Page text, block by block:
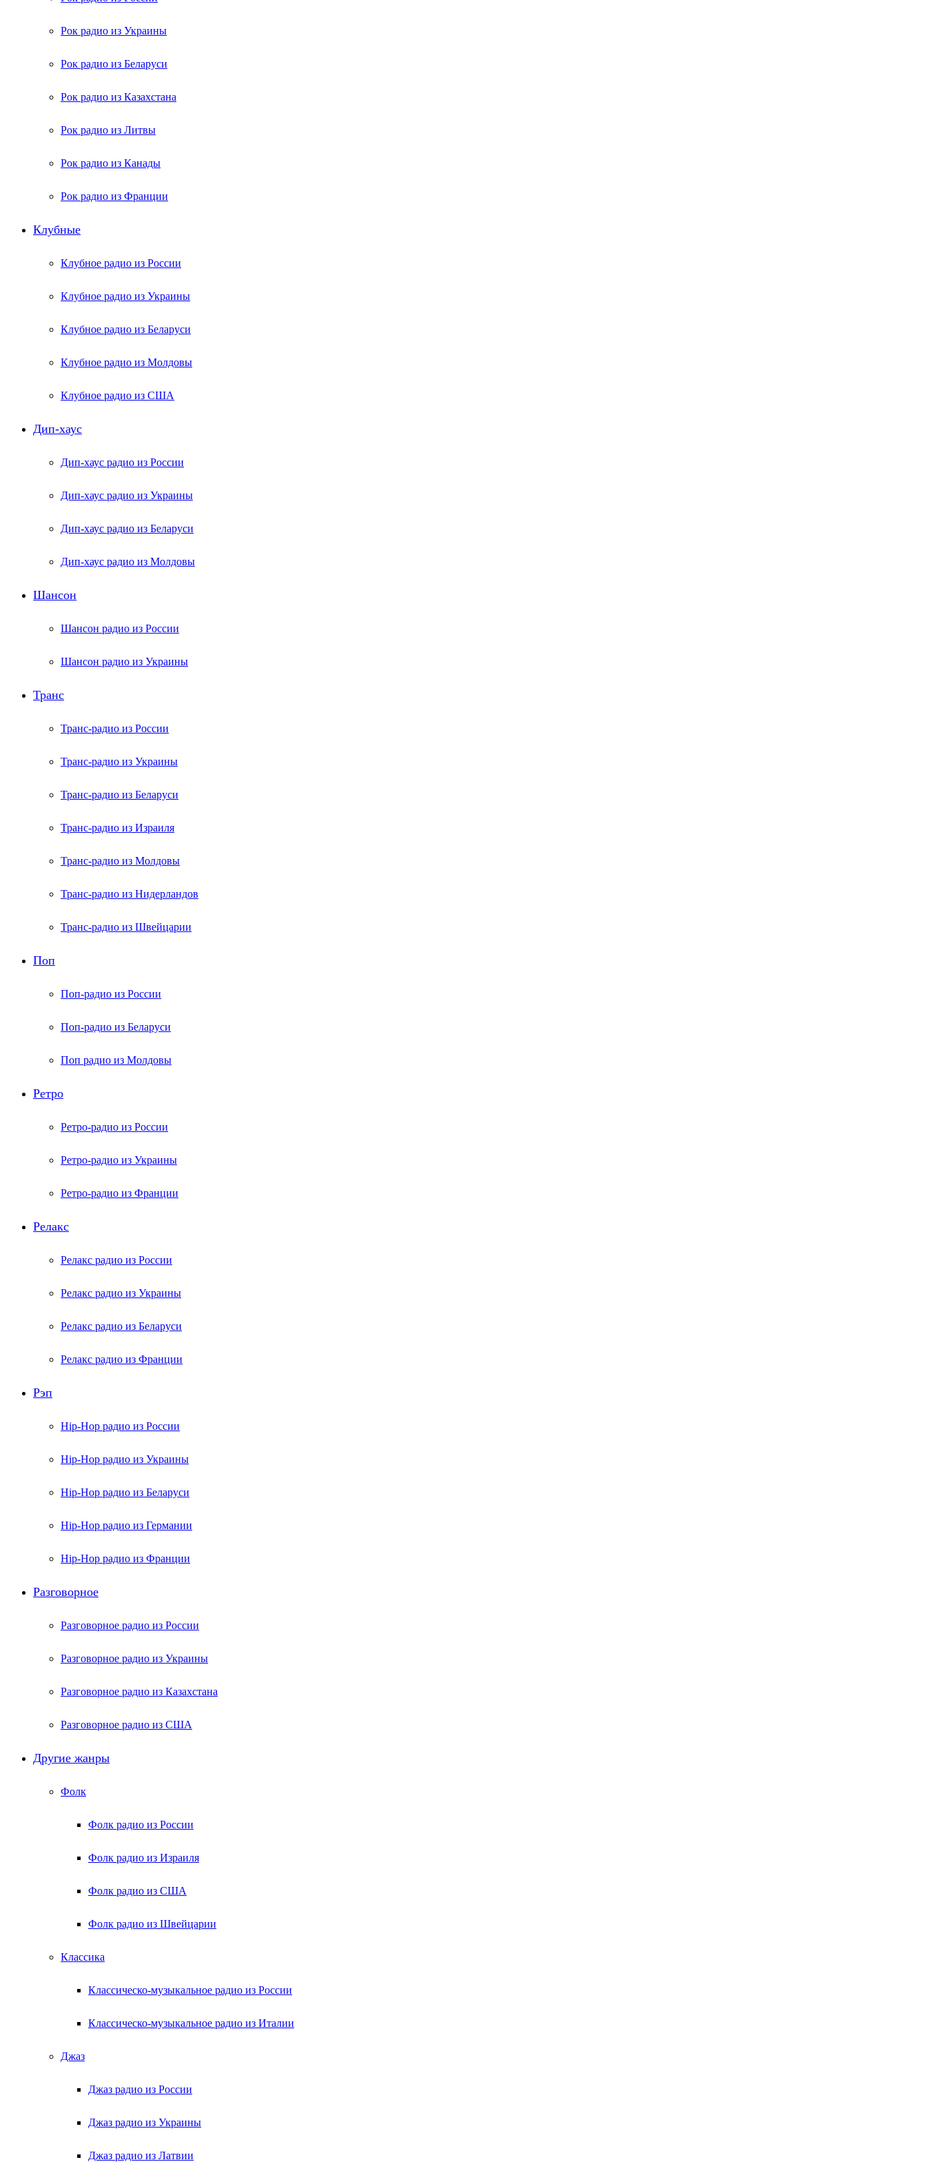
Рок радио из Украины
Рок радио из Беларуси
Рок радио из Казахстана
Рок радио из Литвы
Рок радио из Канады
Рок радио из Франции
Клубные
Клубное радио из России
Клубное радио из Украины
Клубное радио из Беларуси
Клубное радио из Молдовы
Клубное радио из США
Дип-хаус
Дип-хаус радио из России
Дип-хаус радио из Украины
Дип-хаус радио из Беларуси
Дип-хаус радио из Молдовы
Шансон
Шансон радио из России
Шансон радио из Украины
Транс
Транс-радио из России
Транс-радио из Украины
Транс-радио из Беларуси
Транс-радио из Израиля
Транс-радио из Молдовы
Транс-радио из Нидерландов
Транс-радио из Швейцарии
Поп
Поп-радио из России
Поп-радио из Беларуси
Поп радио из Молдовы
Ретро
Ретро-радио из России
Ретро-радио из Украины
Ретро-радио из Франции
Релакс
Релакс радио из России
Релакс радио из Украины
Релакс радио из Беларуси
Релакс радио из Франции
Рэп
Hip-Hop радио из России
Hip-Hop радио из Украины
Hip-Hop радио из Беларуси
Hip-Hop радио из Германии
Hip-Hop радио из Франции
Разговорное
Разговорное радио из России
Разговорное радио из Украины
Разговорное радио из Казахстана
Разговорное радио из США
Другие жанры
Фолк
Фолк радио из России
Фолк радио из Израиля
Фолк радио из США
Фолк радио из Швейцарии
Классика
Классическо-музыкальное радио из России
Классическо-музыкальное радио из Италии
Джаз
Джаз радио из России
Джаз радио из Украины
Джаз радио из Латвии